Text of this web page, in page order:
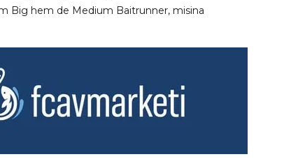
Big hem de Medium Baitrunner, misina